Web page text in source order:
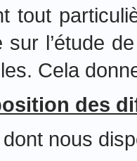
tout
l’étude
Cela
des
dont nous